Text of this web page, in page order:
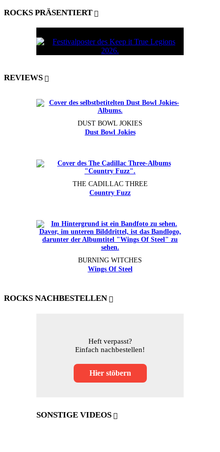
ROCKS PRÄSENTIERT
REVIEWS
DUST BOWL JOKIES
Dust Bowl Jokies
THE CADILLAC THREE
Country Fuzz
BURNING WITCHES
Wings Of Steel
ROCKS NACHBESTELLEN
Heft verpasst?
Einfach nachbestellen!
Hier stöbern
SONSTIGE VIDEOS